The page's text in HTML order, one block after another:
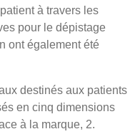
à travers les
pour le dépistage
ont également été
destinés aux patients
en cinq dimensions
à la marque, 2.